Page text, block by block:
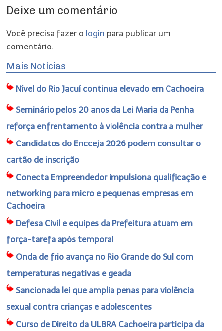
Deixe um comentário
Você precisa fazer o login para publicar um
comentário.
Mais Notícias
Nível do Rio Jacuí continua elevado em Cachoeira
Seminário pelos 20 anos da Lei Maria da Penha
reforça enfrentamento à violência contra a mulher
Candidatos do Encceja 2026 podem consultar o
cartão de inscrição
Conecta Empreendedor impulsiona qualificação e
networking para micro e pequenas empresas em
Cachoeira
Defesa Civil e equipes da Prefeitura atuam em
força-tarefa após temporal
Onda de frio avança no Rio Grande do Sul com
temperaturas negativas e geada
Sancionada lei que amplia penas para violência
sexual contra crianças e adolescentes
Curso de Direito da ULBRA Cachoeira participa da